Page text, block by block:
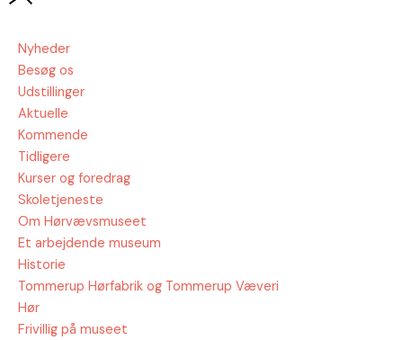
Nyheder
Besøg os
Udstillinger
Aktuelle
Kommende
Tidligere
Kurser og foredrag
Skoletjeneste
Om Hørvævsmuseet
Et arbejdende museum
Historie
Tommerup Hørfabrik og Tommerup Væveri
Hør
Frivillig på museet